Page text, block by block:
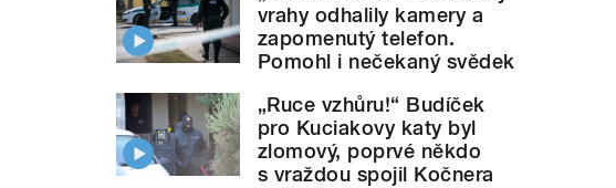
vrahy odhalily kamery a
zapomenutý telefon.
Pomohl i nečekaný svědek
„Ruce vzhůru!“ Budíček
pro Kuciakovy katy byl
zlomový, poprvé někdo
s vraždou spojil Kočnera